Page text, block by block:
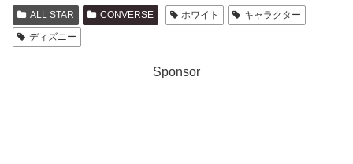
ALL STAR CONVERSE ホワイト
キャラクター
ディズニー
Sponsor